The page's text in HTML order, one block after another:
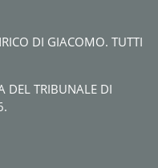
DI GIACOMO. TUTTI
DEL TRIBUNALE DI